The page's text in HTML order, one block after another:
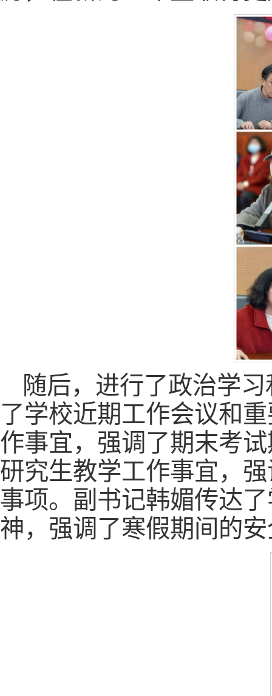
随后，进行了政治学
了学校近期工作会议和
作事宜，强调了期末考
研究生教学工作事宜，
事项。副书记韩媚传达
神，强调了寒假期间的